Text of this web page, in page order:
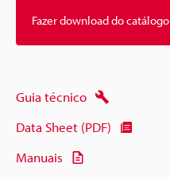
Fazer download do catálogo
Guia técnico
Data Sheet (PDF)
Manuais